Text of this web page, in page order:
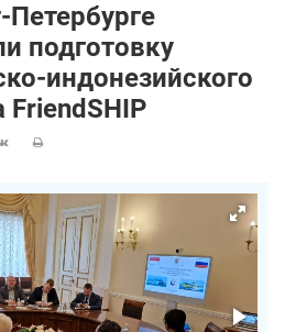
подготовку
индонезийского
FriendSHIP